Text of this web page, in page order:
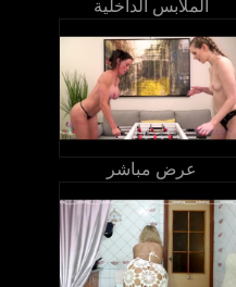
الملابس الداخلية
عرض مباشر